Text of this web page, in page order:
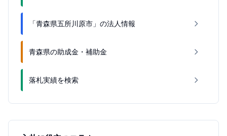
「青森県五所川原市」の法人情報
青森県の助成金・補助金
落札実績を検索